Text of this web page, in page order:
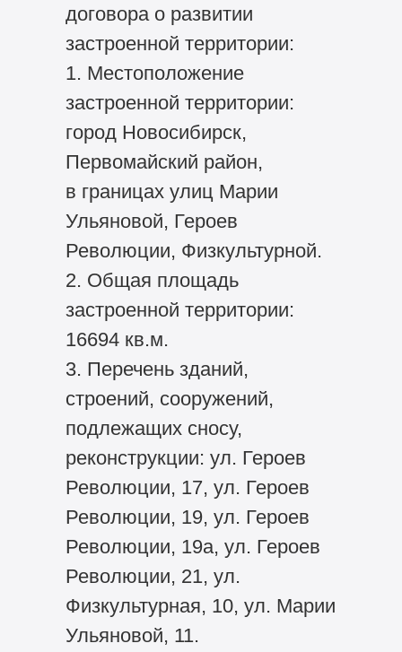
договора о развитии
застроенной территории:
1. Местоположение
застроенной территории:
город Новосибирск,
Первомайский район,
в границах улиц Марии
Ульяновой, Героев
Революции, Физкультурной.
2. Общая площадь
застроенной территории:
16694 кв.м.
3. Перечень зданий,
строений, сооружений,
подлежащих сносу,
реконструкции: ул. Героев
Революции, 17, ул. Героев
Революции, 19, ул. Героев
Революции, 19а, ул. Героев
Революции, 21, ул.
Физкультурная, 10, ул. Марии
Ульяновой, 11.